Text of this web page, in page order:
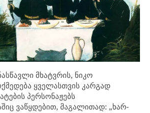
მხატვრის, ნიკო
ყველასთვის კარგად
პერსონაჟებს
ვაწყდებით, მაგალითად: „ხარ-